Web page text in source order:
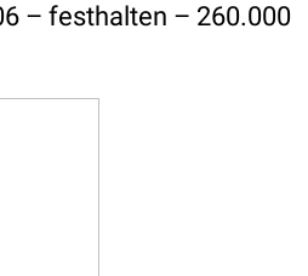
– festhalten – 260.000